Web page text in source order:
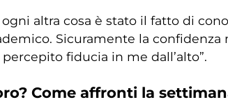
altra cosa è stato il fatto di
Sicuramente la
fiducia in me dall’alto”.
Come affronti la